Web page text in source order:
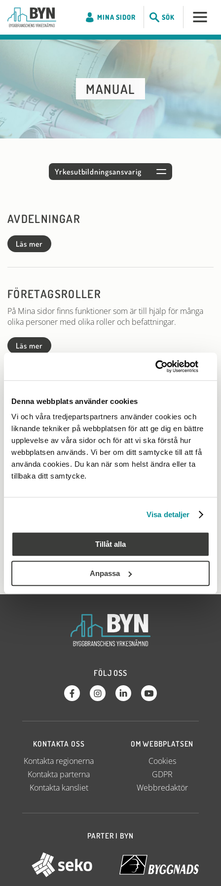
Denna webbplats använder cookies
Vi och våra tredjepartspartners använder cookies och
liknande tekniker på webbplatsen för att ge dig en bättre
upplevelse av våra sidor och för att vi ska förstå hur
webbplatsen används. Vi ber om ditt samtycke till att få
använda cookies. Du kan när som helst ändra eller ta
tillbaka ditt samtycke.
Visa detaljer
Tillåt alla
Anpassa
MINA SIDOR SÖK
MANUAL
AVDELNINGAR
Läs mer
FÖRETAGSROLLER
På Mina sidor finns funktioner som är till hjälp för många
olika personer med olika roller och befattningar.
Läs mer
REGISTRERA ETT FÖRETAG OCH EN
FÖRETAGSADMINISTRATÖR PÅ MINA
SIDOR
Denna manual beskriver hur företagare och/eller
arbetsgivare kommer igång med Mina sidor.
T.ex Vilka steg som krävs för att få tillgång till
företagsrelaterade funktioner i Mina sidor för hantering av
inkomna lärlingsanmälningar, handledare och E-böcker.
FÖLJ OSS
KONTAKTA OSS
Kontakta regionerna
Kontakta parterna
Kontakta kansliet
OM WEBBPLATSEN
Cookies
GDPR
Webbredaktör
PARTER I BYN